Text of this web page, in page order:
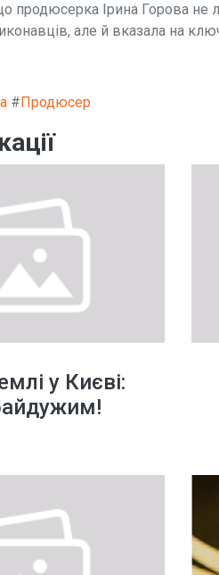
продюсерка Ірина Горова
але й вказала на
#Продюсер
у Києві: